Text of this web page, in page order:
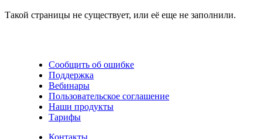
Такой страницы не существует, или её еще не заполнили.
Сообщить об ошибке
Поддержка
Вебинары
Пользовательское соглашение
Наши продукты
Тарифы
Контакты